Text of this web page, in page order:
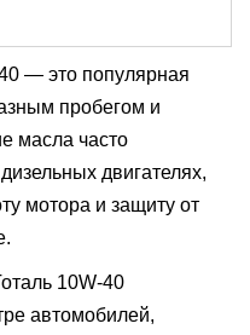
— это популярная
пробегом и
масла часто
двигателях,
мотора и защиту от
10W-40
автомобилей,